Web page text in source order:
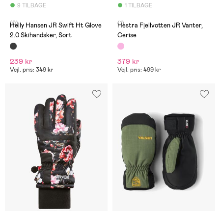
9 TILBAGE
(0)
Helly Hansen JR Swift Ht Glove
2.0 Skihandsker, Sort
239 kr
Vejl. pris: 349 kr
1 TILBAGE
(1)
Hestra Fjellvotten JR Vanter,
Cerise
379 kr
Vejl. pris: 499 kr